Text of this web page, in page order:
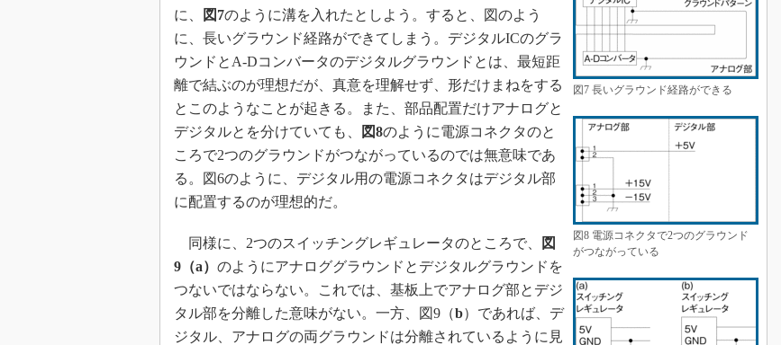
図7 長いグラウンド経路ができる
図8 電源コネクタで2つのグラウンド
がつながっている
に、
図7のように溝を入れたとしよう。すると、図のよう
に、長いグラウンド経路ができてしまう。デジタルICのグラ
ウンドとA-Dコンバータのデジタルグラウンドとは、最短距
離で結ぶのが理想だが、真意を理解せず、形だけまねをする
とこのようなことが起きる。また、部品配置だけアナログと
デジタルとを分けていても、
図8のように電源コネクタのと
ころで2つのグラウンドがつながっているのでは無意味であ
る。図6のように、デジタル用の電源コネクタはデジタル部
に配置するのが理想的だ。
同様に、2つのスイッチングレギュレータのところで、
図
9（a） のようにアナロググラウンドとデジタルグラウンドを
つないではならない。これでは、基板上でアナログ部とデジ
タル部を分離した意味がない。一方、図9（b）であれば、デ
ジタル、アナログの両グラウンドは分離されているように見